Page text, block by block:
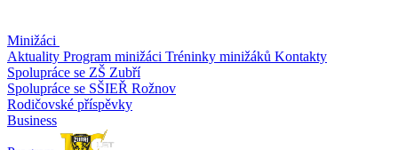
Minižáci
Aktuality Program minižáci Tréninky minižáků Kontakty
Spolupráce se ZŠ Zubří
Spolupráce se SŠIEŘ Rožnov
Rodičovské příspěvky
Business